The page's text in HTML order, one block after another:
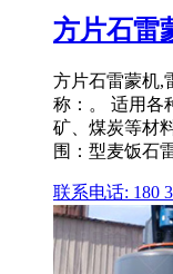
方片石雷
方片石雷蒙机,
称：。 适用各
矿、煤炭等材
围：型麦饭石
联系电话: 180